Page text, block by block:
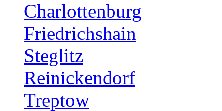
Charlottenburg
Friedrichshain
Steglitz
Reinickendorf
Treptow